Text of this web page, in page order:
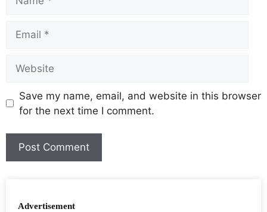
Save my name, email, and website in this browser
for the next time I comment.
Advertisement